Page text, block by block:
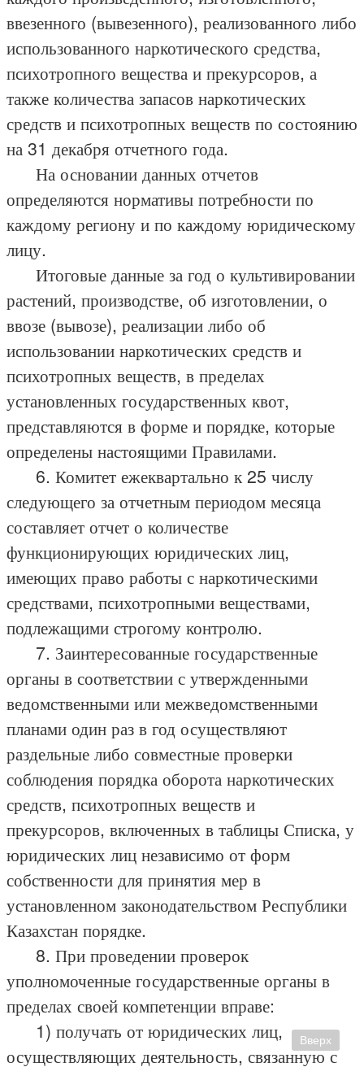
ввезенного (вывезенного), реализованного либо
использованного наркотического средства,
психотропного вещества и прекурсоров, а
также количества запасов наркотических
средств и психотропных веществ по состоянию
на 31 декабря отчетного года.
На основании данных отчетов
определяются нормативы потребности по
каждому региону и по каждому юридическому
лицу.
Итоговые данные за год о культивировании
растений, производстве, об изготовлении, о
ввозе (вывозе), реализации либо об
использовании наркотических средств и
психотропных веществ, в пределах
установленных государственных квот,
представляются в форме и порядке, которые
определены настоящими Правилами.
6. Комитет ежеквартально к 25 числу
следующего за отчетным периодом месяца
составляет отчет о количестве
функционирующих юридических лиц,
имеющих право работы с наркотическими
средствами, психотропными веществами,
подлежащими строгому контролю.
7. Заинтересованные государственные
органы в соответствии с утвержденными
ведомственными или межведомственными
планами один раз в год осуществляют
раздельные либо совместные проверки
соблюдения порядка оборота наркотических
средств, психотропных веществ и
прекурсоров, включенных в таблицы Списка, у
юридических лиц независимо от форм
собственности для принятия мер в
установленном законодательством Республики
Казахстан порядке.
8. При проведении проверок
уполномоченные государственные органы в
пределах своей компетенции вправе:
1) получать от юридических лиц,
осуществляющих деятельность, связанную с
Вверх